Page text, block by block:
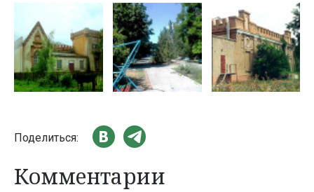
Поделиться:
Комментарии